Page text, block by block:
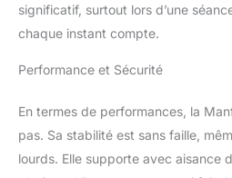
significatif, surtout lors d’une
chaque instant compte.
Performance et Sécurité
En termes de performances, la
pas. Sa stabilité est sans faille,
lourds. Elle supporte avec aisance